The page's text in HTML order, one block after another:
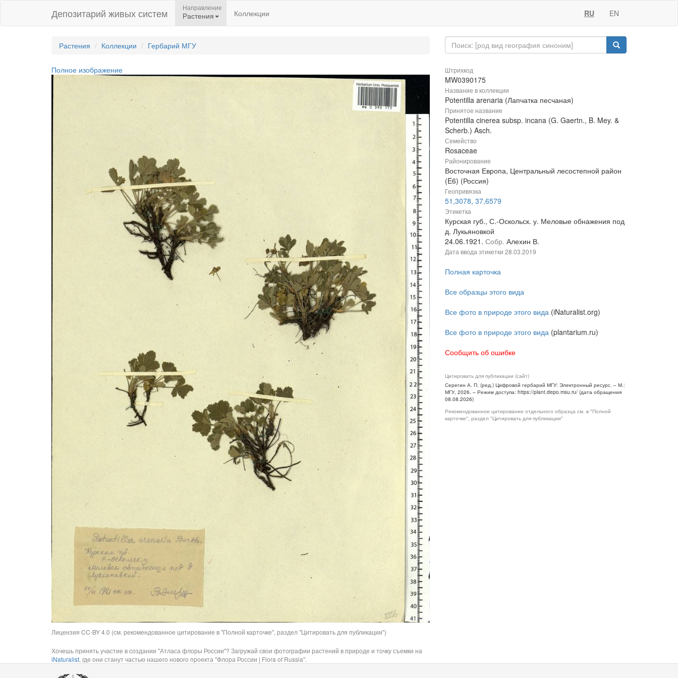
Депозитарий живых систем Направление
Растения Коллекции RU EN
Растения Коллекции Гербарий МГУ
Полное изображение
Лицензия CC-BY 4.0 (см. рекомендованное цитирование в "Полной карточке", раздел "Цитировать для публикации")
Хочешь принять участие в создании "Атласа флоры России"? Загружай свои фотографии растений в природе и точку съемки на
iNaturalist, где они станут частью нашего нового проекта "Флора России | Flora of Russia".
Штрихкод
MW0390175
Название в коллекции
Potentilla arenaria (Лапчатка песчаная)
Принятое название
Potentilla cinerea subsp. incana (G. Gaertn., B. Mey. &
Scherb.) Asch.
Семейство
Rosaceae
Районирование
Восточная Европа, Центральный лесостепной район
(E6) (Россия)
Геопривязка
51,3078, 37,6579
Этикетка
Курская губ., С.-Оскольск. у. Меловые обнажения под
д. Лукьяновкой
24.06.1921. Собр. Алехин В.
Дата ввода этикетки 28.03.2019
Полная карточка
Все образцы этого вида
Все фото в природе этого вида (iNaturalist.org)
Все фото в природе этого вида (plantarium.ru)
Сообщить об ошибке
Цитировать для публикации (сайт)
Серегин А. П. (ред.) Цифровой гербарий МГУ: Электронный ресурс. – М.:
МГУ, 2026. – Режим доступа: https://plant.depo.msu.ru/ (дата обращения
08.08.2026)
Рекомендованное цитирование отдельного образца см. в "Полной
карточке", раздел "Цитировать для публикации"